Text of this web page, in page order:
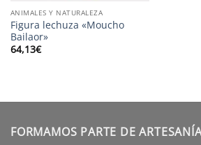
ANIMALES Y NATURALEZA
Figura lechuza «Moucho
Bailaor»
64,13€
FORMAMOS PARTE DE